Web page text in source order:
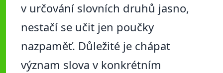
v určování slovních druhů jasno,
nestačí se učit jen poučky
nazpaměť. Důležité je chápat
význam slova v konkrétním